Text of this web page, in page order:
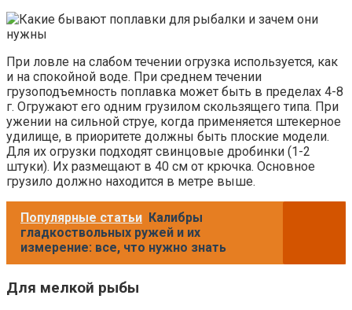
При ловле на слабом течении огрузка используется, как
и на спокойной воде. При среднем течении
грузоподъемность поплавка может быть в пределах 4-8
г. Огружают его одним грузилом скользящего типа. При
ужении на сильной струе, когда применяется штекерное
удилище, в приоритете должны быть плоские модели.
Для их огрузки подходят свинцовые дробинки (1-2
штуки). Их размещают в 40 см от крючка. Основное
грузило должно находится в метре выше.
Популярные статьи Калибры
гладкоствольных ружей и их
измерение: все, что нужно знать
Для мелкой рыбы